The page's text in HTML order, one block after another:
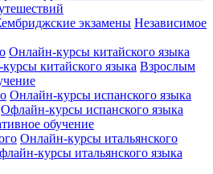
экзамены Независимое
Онлайн-курсы китайского языка
китайского языка Взрослым
Онлайн-курсы испанского языка
Офлайн-курсы испанского языка
обучение
Онлайн-курсы итальянского
курсы итальянского языка